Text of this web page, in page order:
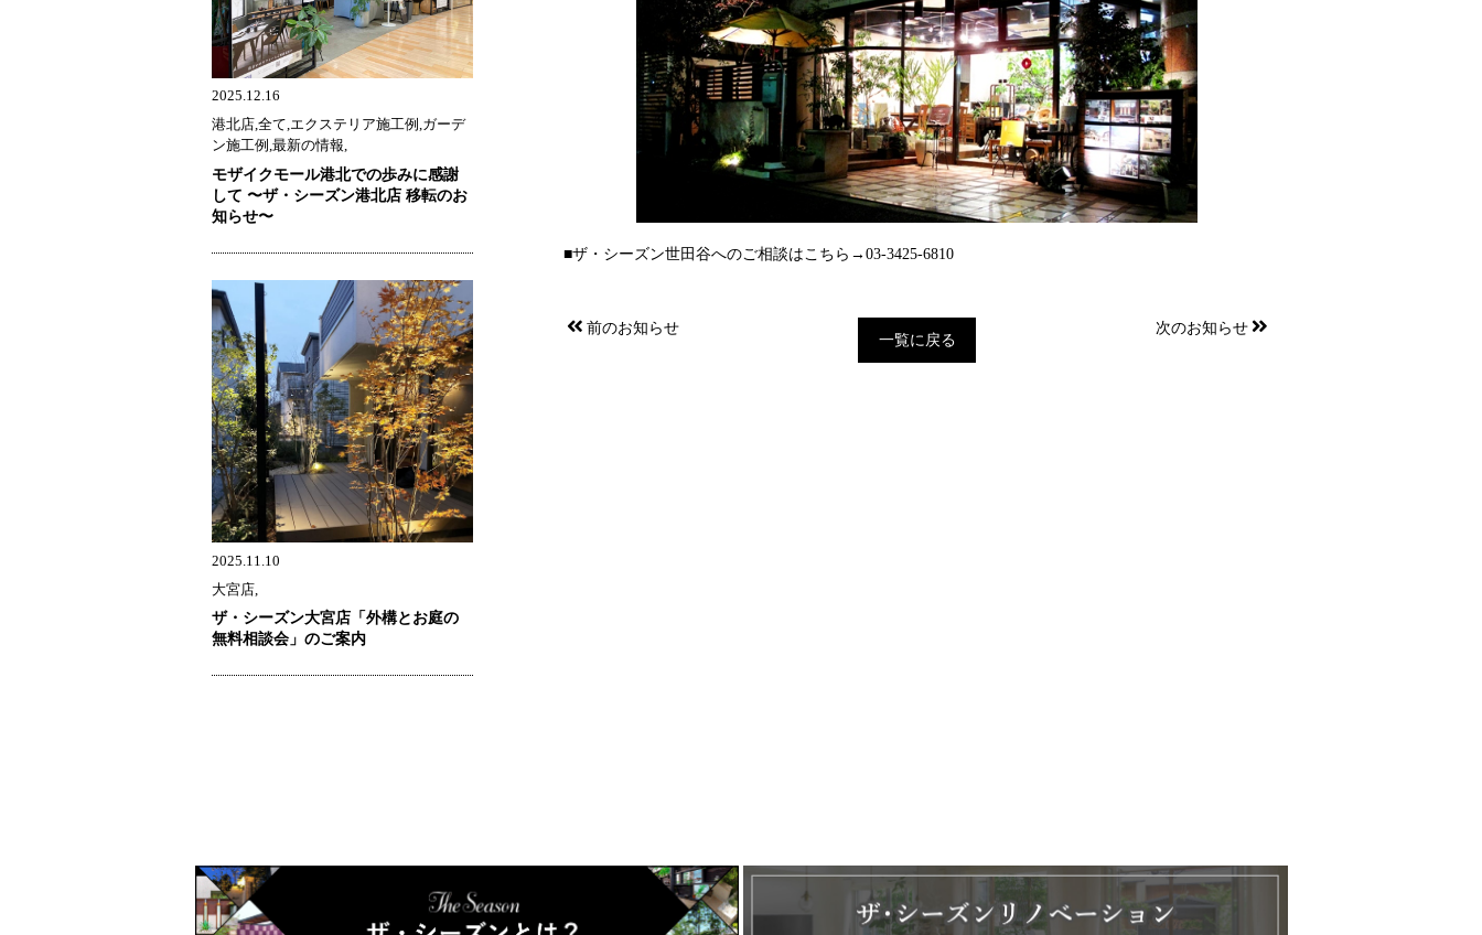
■ザ・シーズン世田谷へのご相談はこち ら→03-3425-6810
前のお知らせ
一覧に戻る
次のお知らせ
2025.12.16
港北店,全て,エクステリア施工例,ガーデ
ン施工例,最新の情報,
モザイクモール港北での歩みに感謝
して 〜ザ・シーズン港北店 移転のお
知らせ〜
2025.11.10
大宮店,
ザ・シーズン大宮店「外構とお庭の
無料相談会」のご案内